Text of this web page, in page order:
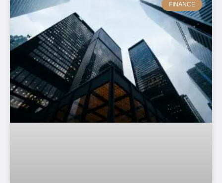
FINANCE